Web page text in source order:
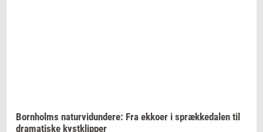
Born­holms na­tur­vi­dun­de­re: Fra ek­ko­er i spræk­ke­da­len til
dra­ma­ti­ske kyst­klip­per